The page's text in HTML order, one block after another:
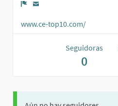
www.ce-top10.com/
Seguidoras
0